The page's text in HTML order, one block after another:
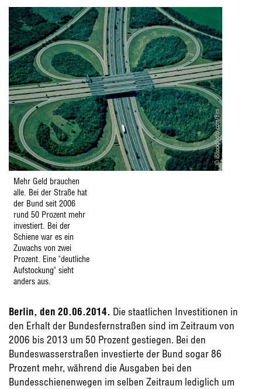
© iStockphoto.com/Bim
Mehr Geld brauchen
alle. Bei der Straße hat
der Bund seit 2006
rund 50 Prozent mehr
investiert. Bei der
Schiene war es ein
Zuwachs von zwei
Prozent. Eine "deutliche
Aufstockung" sieht
anders aus.
Berlin, den 20.06.2014. Die staatlichen Investitionen in
den Erhalt der Bundesfernstraßen sind im Zeitraum von
2006 bis 2013 um 50 Prozent gestiegen. Bei den
Bundeswasserstraßen investierte der Bund sogar 86
Prozent mehr, während die Ausgaben bei den
Bundesschienenwegen im selben Zeitraum lediglich um